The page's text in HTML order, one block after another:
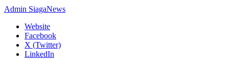
Admin SiagaNews
Website
Facebook
X (Twitter)
LinkedIn